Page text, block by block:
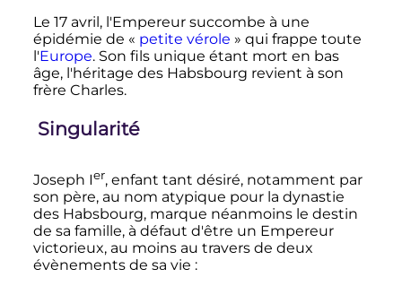
Le 17 avril, l'Empereur succombe à une
épidémie de « petite vérole » qui frappe toute
l'Europe. Son fils unique étant mort en bas
âge, l'héritage des Habsbourg revient à son
frère Charles.
Singularité
Joseph Ier, enfant tant désiré, notamment par
son père, au nom atypique pour la dynastie
des Habsbourg, marque néanmoins le destin
de sa famille, à défaut d'être un Empereur
victorieux, au moins au travers de deux
évènements de sa vie :